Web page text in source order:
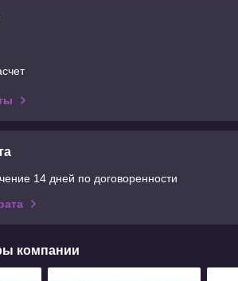
14 дней по договоренности
компании